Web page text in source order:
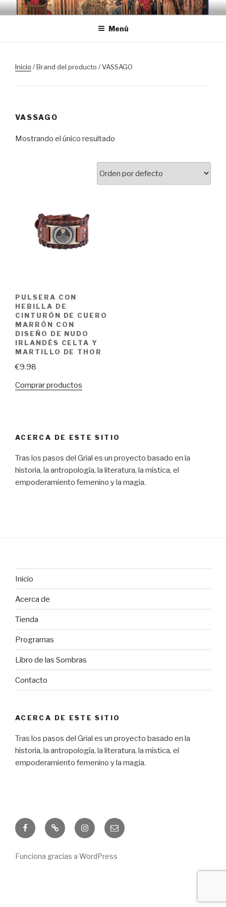
Saltar
al
Menú
Inicio / Brand del producto / VASSAGO
VASSAGO
Mostrando el único resultado
PULSERA CON
HEBILLA DE
CINTURÓN DE CUERO
MARRÓN CON
DISEÑO DE NUDO
IRLANDÉS CELTA Y
MARTILLO DE THOR
€9.98
Comprar productos
ACERCA DE ESTE SITIO
Tras los pasos del Grial es un proyecto basado en la
historia, la antropología, la literatura, la mística, el
empoderamiento femenino y la magia.
Inicio
Acerca de
Tienda
Programas
Libro de las Sombras
Contacto
ACERCA DE ESTE SITIO
Tras los pasos del Grial es un proyecto basado en la
historia, la antropología, la literatura, la mística, el
empoderamiento femenino y la magia.
FacebookFreebie InstagramCorreo
electrónico
Funciona gracias a WordPress